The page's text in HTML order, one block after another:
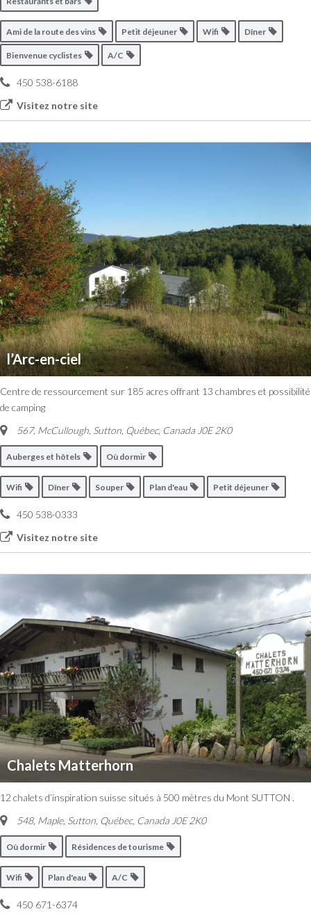
Ami de la route des vins Petit déjeuner Wifi Dîner
Bienvenue cyclistes A/C
450 538-6188
Visitez notre site
l’Arc-en-ciel
Centre de ressourcement sur 185 acres offrant 13 chambres et possibilité
de camping
567, McCullough, Sutton Québec, Canada J0E 2K0
Auberges et hôtels Où dormir
Wifi Dîner Souper Plan d'eau Petit déjeuner
450 538-0333
Visitez notre site
Chalets Matterhorn
12 chalets d’inspiration suisse situés à 500 mètres du Mont SUTTON .
548, Maple, Sutton, Québec, Canada J0E 2K0
Où dormir Résidences de tourisme
Wifi Plan d'eau A/C
450 671-6374